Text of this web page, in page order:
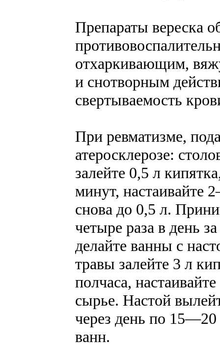
Препараты вереска
отхаркивающим,
и снотворным
свертываемость
При ревматизме,
атеросклерозе:
залейте 0,5 л
минут, настаивайте
снова до 0,5 л.
четыре раза в день
делайте ванны с
травы залейте 3 л
полчаса,
сырье. Настой
через день по
ванн.